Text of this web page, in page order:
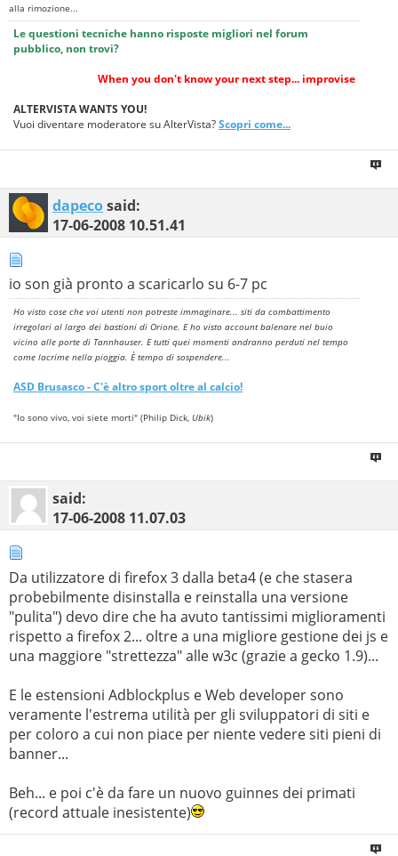
alla rimozione...
Le questioni tecniche hanno risposte migliori nel forum
pubblico, non trovi?
When you don't know your next step... improvise
ALTERVISTA WANTS YOU!
Vuoi diventare moderatore su AlterVista?Scopri come...
dapecosaid:
17-06-2008 10.51.41
io son già pronto a scaricarlo su 6-7 pc
Ho visto cose che voi utenti non potreste immaginare... siti da combattimento
irregolari al largo dei bastioni di Orione. E ho visto account balenare nel buio
vicino alle porte di Tannhauser. E tutti quei momenti andranno perduti nel tempo
come lacrime nella pioggia. È tempo di sospendere...
ASD Brusasco- C'è altro sport oltre al calcio!
"Io sono vivo, voi siete morti" (Philip Dick, Ubik)
said:
17-06-2008 11.07.03
Da utilizzatore di firefox 3 dalla beta4 (e che stasera
probebilmente disinstalla e reinstalla una versione
"pulita") devo dire che ha avuto tantissimi miglioramenti
rispetto a firefox 2... oltre a una migliore gestione dei js e
una maggiore "strettezza" alle w3c (grazie a gecko 1.9)...
E le estensioni Adblockplus e Web developer sono
veramente l'estrema utilità per gli sviluppatori di siti e
per coloro a cui non piace per niente vedere siti pieni di
banner...
Beh... e poi c'è da fare un nuovo guinnes dei primati
(record attuale inesistente)